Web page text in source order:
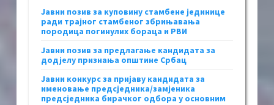
Јавни позив за куповину стамбене јединице
ради трајног стамбеног збрињавања
породица погинулих бораца и РВИ
Јавни позив за предлагање кандидата за
додјелу признања општине Србац
Јавни конкурс за пријаву кандидата за
именовање предсједника/замјеника
предсједника бирачког одбора у основним